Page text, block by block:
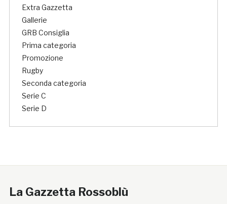
Extra Gazzetta
Gallerie
GRB Consiglia
Prima categoria
Promozione
Rugby
Seconda categoria
Serie C
Serie D
La Gazzetta Rossoblù